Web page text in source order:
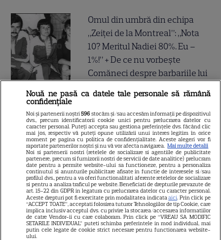
Omul din umbră din echipa
„Zeiței de la Montreal”: „Nota
10? Meritul Nadiei 80%. Eu –
1%!” + De ce nu vorbește
Comăneci despre barbariile lui
Cum s-au relaxat Ștefan
Baiaram și soția Cristina, după
victoria 4-0 cu Petrolul
Divorțul care zguduie
showbizul! E oficial! Și-au spus
adio în cel mai mare secret,
Nouă ne pasă ca datele tale personale să rămână
confidențiale
Noi și partenerii noștri596 stocăm și/sau accesăm informații pe dispozitivul
dvs., precum identificatorii cookie unici pentru prelucrarea datelor cu
caracter personal. Puteți accepta sau gestiona preferințele dvs. făcând clic
mai jos, respectiv vă puteți opune utilizării unui interes legitim în orice
moment pe pagina cu politica de confidențialitate. Aceste alegeri vor fi
raportate partenerilor noștri și nu vă vor afecta navigarea. Mai multe detalii
Noi si partenerii nostri (retelele de socializare si agentiile de publicitate
partenere, precum si furnizorii nostri de servicii de date analitice) prelucram
date pentru a permite website-ului sa functioneze, pentru a personaliza
continutul si anunturile publicitare afisate in functie de interesele si/sau
profilul dvs., pentru a va oferi functionalitati aferente retelelor de socializare
si pentru a analiza traficul pe website. Beneficiati de drepturile prevazute de
art. 15-22 din GDPR in legatura cu prelucrarea datelor cu caracter personal.
Aceste drepturi pot fi exercitate prin modalitatea indicataaici. Prin click pe
“ACCEPT TOATE”, acceptati folosirea tuturor Tehnologiilor de tip Cookie, care
implica inclusiv acceptul dvs. cu privire la stocarea/accesarea informatiilor
de catre Vendor-ii cu care colaboram. Prin click pe “VREAU SA MODIFIC
SETARILE INDIVIDUAL” puteti schimba preferintele in mod individual, mai
putin cele legate de cookie strict necesare pentru functionarea website-
ului.